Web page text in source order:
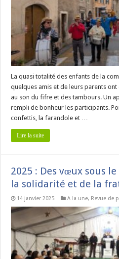
La quasi totalité des enfants de la
quelques amis et de leurs parents
au son du fifre et des tambours. Un
rempli de bonheur les participants.
confettis, la farandole et …
Lire la suite
2025 : Des vœux sous
la solidarité et de la
14 janvier 2025 A la une, Revue de